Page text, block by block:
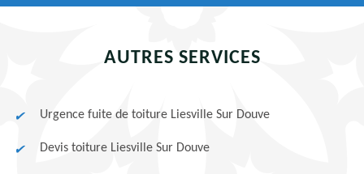
AUTRES SERVICES
Urgence fuite de toiture Liesville Sur Douve
Devis toiture Liesville Sur Douve